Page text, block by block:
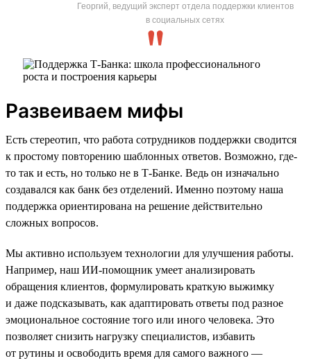
Георгий, ведущий эксперт отдела поддержки клиентов
в социальных сетях
Развеиваем мифы
Есть стереотип, что работа сотрудников поддержки сводится
к простому повторению шаблонных ответов. Возможно, где-
то так и есть, но только не в Т-Банке. Ведь он изначально
создавался как банк без отделений. Именно поэтому наша
поддержка ориентирована на решение действительно
сложных вопросов.
Мы активно используем технологии для улучшения работы.
Например, наш ИИ-помощник умеет анализировать
обращения клиентов, формулировать краткую выжимку
и даже подсказывать, как адаптировать ответы под разное
эмоциональное состояние того или иного человека. Это
позволяет снизить нагрузку специалистов, избавить
от рутины и освободить время для самого важного —